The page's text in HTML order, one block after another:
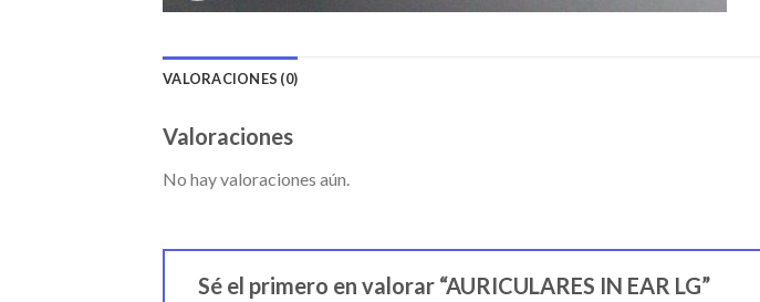
VALORACIONES (0)
Valoraciones
No hay valoraciones aún.
Sé el primero en valorar “AURICULARES IN EAR LG”